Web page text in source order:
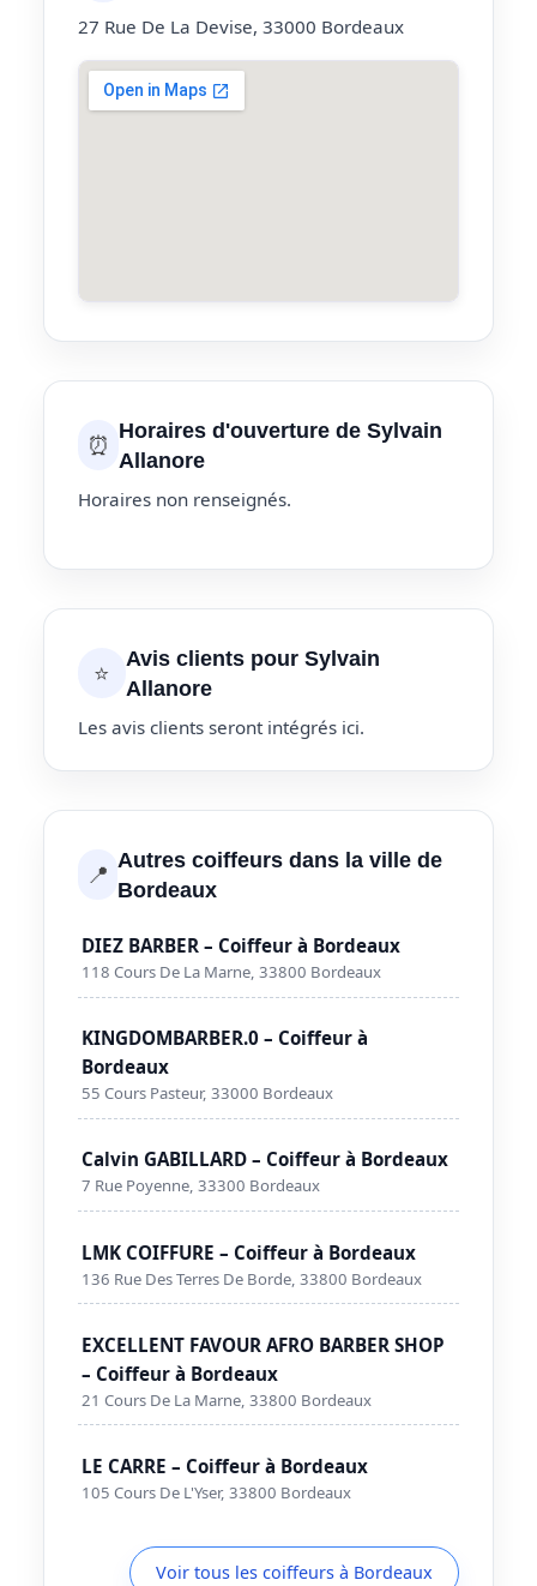
27 Rue De La Devise, 33000 Bordeaux
⏰ Horaires d'ouverture de Sylvain
Allanore
Horaires non renseignés.
⭐
Avis clients pour Sylvain
Allanore
Les avis clients seront intégrés ici.
📍 Autres coiffeurs dans la ville de
Bordeaux
DIEZ BARBER – Coiffeur à Bordeaux
118 Cours De La Marne, 33800 Bordeaux
KINGDOMBARBER.0 – Coiffeur à
Bordeaux
55 Cours Pasteur, 33000 Bordeaux
Calvin GABILLARD – Coiffeur à Bordeaux
7 Rue Poyenne, 33300 Bordeaux
LMK COIFFURE – Coiffeur à Bordeaux
136 Rue Des Terres De Borde, 33800 Bordeaux
EXCELLENT FAVOUR AFRO BARBER SHOP
– Coiffeur à Bordeaux
21 Cours De La Marne, 33800 Bordeaux
LE CARRE – Coiffeur à Bordeaux
105 Cours De L'Yser, 33800 Bordeaux
Voir tous les coiffeurs à Bordeaux